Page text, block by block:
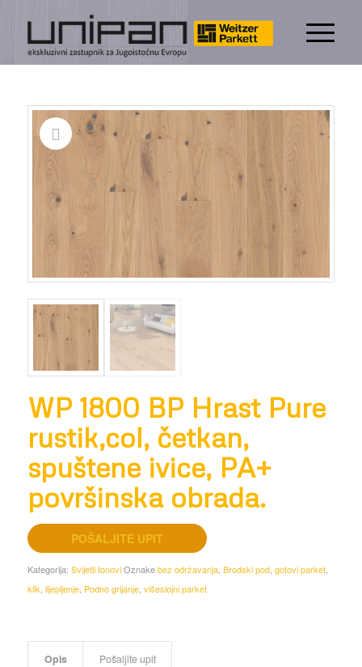
WP 1800 BP Hrast Pure
rustik,col, četkan,
spuštene ivice, PA+
površinska obrada.
POŠALJITE UPIT
Kategorija: Svijetli tonovi Oznakebez održavanja, Brodski pod, gotovi parket,
klik lijepljenje, Podno grijanje, višeslojni parket
Opis Pošaljite upit